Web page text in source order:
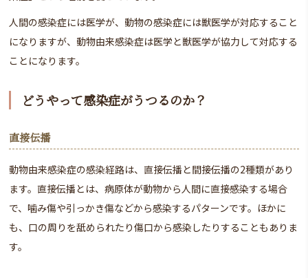
人間の感染症には医学が、動物の感染症には獣医学が対応すること
になりますが、動物由来感染症は医学と獣医学が協力して対応する
ことになります。
どうやって感染症がうつるのか？
直接伝播
動物由来感染症の感染経路は、直接伝播と間接伝播の2種類があり
ます。直接伝播とは、病原体が動物から人間に直接感染する場合
で、噛み傷や引っかき傷などから感染するパターンです。ほかに
も、口の周りを舐められたり傷口から感染したりすることもありま
す。